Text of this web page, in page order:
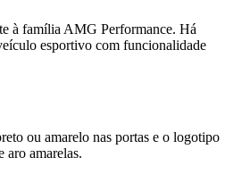
à família AMG Performance. Há
esportivo com funcionalidade
ou amarelo nas portas e o logotipo
aro amarelas.